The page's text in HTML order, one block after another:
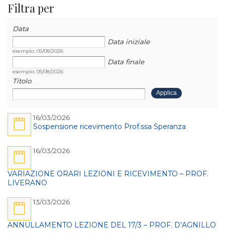
Filtra per
Data
Data iniziale
Data
esempio: 05/08/2026
Data finale
Data
esempio: 05/08/2026
Titolo
16/03/2026
Sospensione ricevimento Prof.ssa Speranza
16/03/2026
VARIAZIONE ORARI LEZIONI E RICEVIMENTO – PROF.
LIVERANO
13/03/2026
ANNULLAMENTO LEZIONE DEL 17/3 – PROF. D’AGNILLO